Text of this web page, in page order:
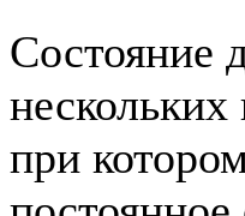
Состояние
нескольких
при